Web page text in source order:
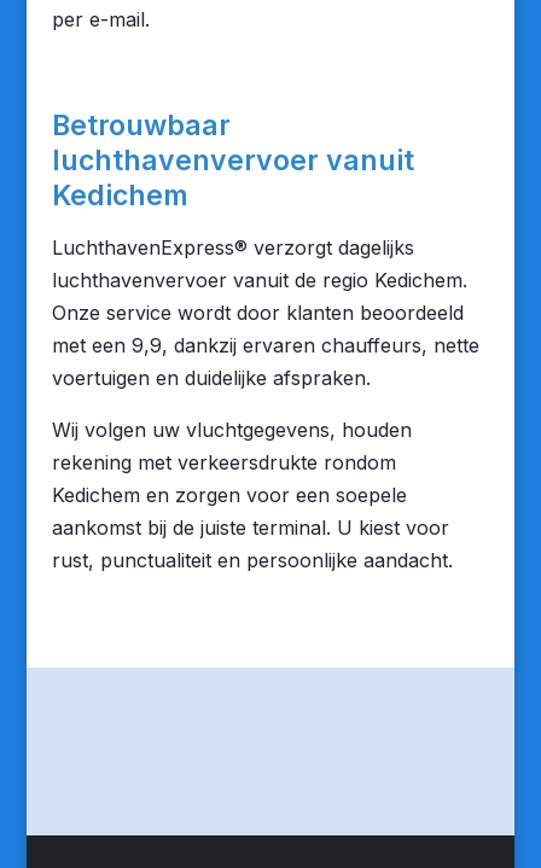
per e-mail.
Betrouwbaar
luchthavenvervoer vanuit
Kedichem
LuchthavenExpress® verzorgt dagelijks
luchthavenvervoer vanuit de regio Kedichem.
Onze service wordt door klanten beoordeeld
met een 9,9, dankzij ervaren chauffeurs, nette
voertuigen en duidelijke afspraken.
Wij volgen uw vluchtgegevens, houden
rekening met verkeersdrukte rondom
Kedichem en zorgen voor een soepele
aankomst bij de juiste terminal. U kiest voor
rust, punctualiteit en persoonlijke aandacht.